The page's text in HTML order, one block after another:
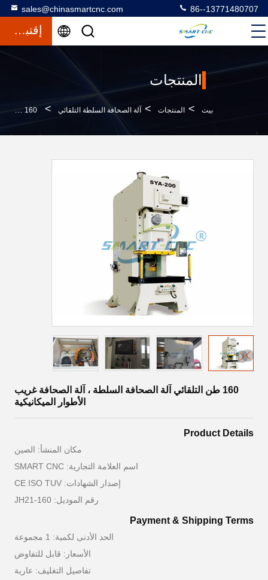
sales@chinasmartcnc.com 86--13771480707
إقتباس
المنتجات
بيت > المنتجات > آلة الصحافة السلطة التلقائي > 160 طن التلقائي آلة الصحافة السلطة ، آلة الصحافة غريب الأطوار الميكانيكية
160 طن التلقائي آلة الصحافة السلطة ، آلة الصحافة غريب
الأطوار الميكانيكية
Product Details
مكان المنشأ: الصين
اسم العلامة التجارية: SMART CNC
إصدار الشهادات: CE ISO TUV
رقم الموديل: JH21-160
Payment & Shipping Terms
الحد الأدنى لكمية: 1 مجموعة
الأسعار: قابل للتفاوض
تفاصيل التغليف: عارية